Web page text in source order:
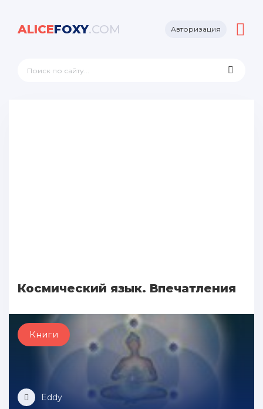
ALICEFOXY.COM Авторизация
Космический язык. Впечатления
Книги
Eddy